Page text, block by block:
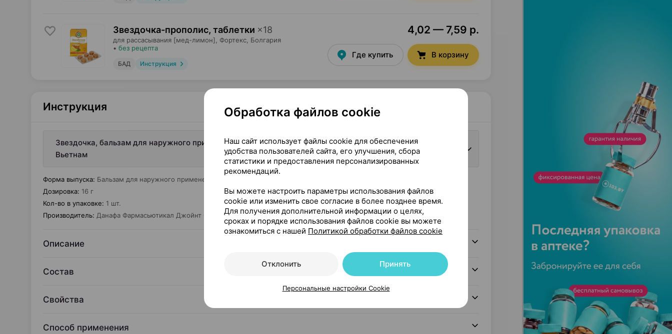
Звездочка-прополис, таблетки ×18
для рассасывания [мед-лимон], Фортекс , Болгария
• без рецепта
БАД Инструкция
4,02 — 7,59 р.
Где купить В корзину
Инструкция
Звездочка, бальзам для наружного применения, 16 г ×1, Данафа Фармасьютикал Джойнт Сток Компани
Вьетнам
Форма выпуска: Бальзам для наружного применения
Дозировка: 16 г
Кол-во в упаковке: 1 шт.
Производитель: Данафа Фармасьютикал Джойнт Сток Компани
Описание
Состав
Свойства
Способ применения
Обработка файлов cookie
Наш сайт использует файлы cookie для обеспечения
удобства пользователей сайта, его улучшения, сбора
статистики и предоставления персонализированных
рекомендаций.
Вы можете настроить параметры использования файлов
cookie или изменить свое согласие в более позднее время.
Для получения дополнительной информации о целях,
сроках и порядке использования файлов cookie вы можете
ознакомиться с нашей Политикой обработки файлов cookie
Отклонить Принять
Персональные настройки Cookie